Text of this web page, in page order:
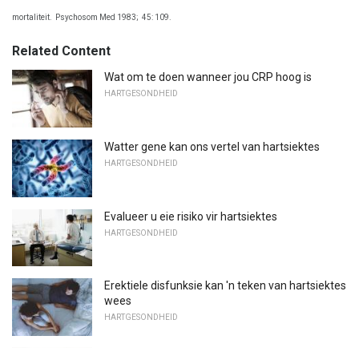
mortaliteit. Psychosom Med 1983; 45: 109.
Related Content
Wat om te doen wanneer jou CRP hoog is
HARTGESONDHEID
Watter gene kan ons vertel van hartsiektes
HARTGESONDHEID
Evalueer u eie risiko vir hartsiektes
HARTGESONDHEID
Erektiele disfunksie kan 'n teken van hartsiektes
wees
HARTGESONDHEID